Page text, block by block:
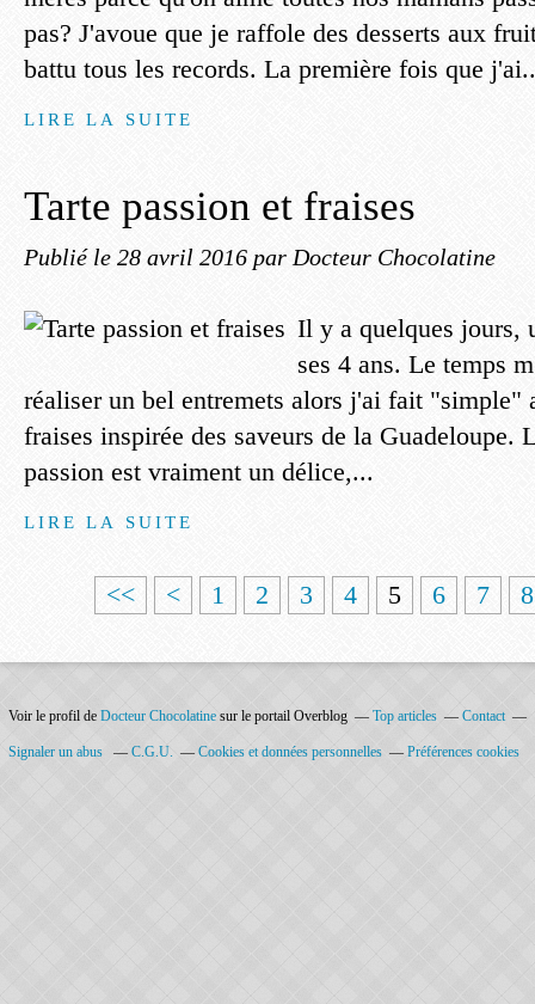
pas? J'avoue que je raffole des desserts aux
battu tous les records. La première fois que
LIRE LA SUITE
Tarte passion et fraises
Publié le 28 avril 2016 par Docteur Chocolatine
Il y a quelques jours,
ses 4 ans. Le temps
réaliser un bel entremets alors j'ai fait "simple"
fraises inspirée des saveurs de la Guadeloupe.
passion est vraiment un délice,...
LIRE LA SUITE
<< < 1 2 3 4 5 6 7 8
Voir le profil de Docteur Chocolatine sur le portail Overblog Top articles Contact
Signaler un abus C.G.U. Cookies et données personnelles Préférences cookies